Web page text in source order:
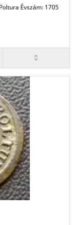
Évszám: 1705